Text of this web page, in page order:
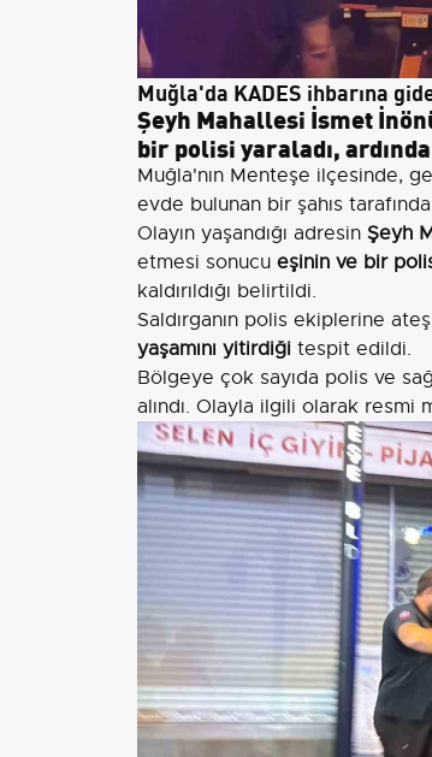
Muğla'da KADES ihbarına
Şeyh Mahallesi İsmet
bir polisi yaraladı,
Muğla'nın Menteşe ilçesinde,
evde bulunan bir şahıs
Olayın yaşandığı adresin Şeyh
etmesi sonucu eşinin ve bir
kaldırıldığı belirtildi.
Saldırganın polis ekiplerine
yaşamını yitirdiği tespit edildi.
Bölgeye çok sayıda polis ve
alındı. Olayla ilgili olarak resmi